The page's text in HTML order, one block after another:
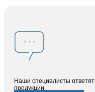
Наши специалисты
продукции